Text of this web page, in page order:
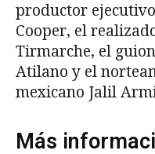
productor
Cooper, el
Tirmarche, el
Atilano y el
mexicano Jalil
Más